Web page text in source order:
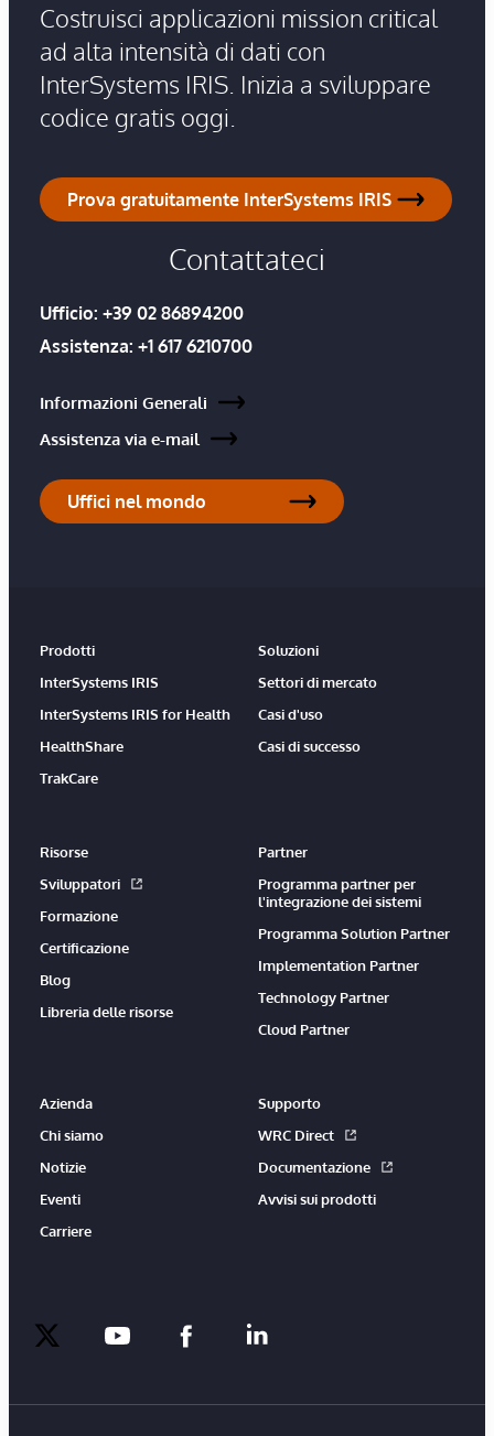
Costruisci applicazioni mission critical
ad alta intensità di dati con
InterSystems IRIS. Inizia a sviluppare
codice gratis oggi.
Prova gratuitamente InterSystems IRIS
Contattateci
Ufficio: +39 02 86894200
Assistenza: +1 617 6210700
Informazioni Generali
Assistenza via e-mail
Uffici nel mondo
Prodotti
InterSystems IRIS
InterSystems IRIS for Health
HealthShare
TrakCare
Soluzioni
Settori di mercato
Casi d'uso
Casi di successo
Risorse
Sviluppatori
Formazione
Certificazione
Blog
Libreria delle risorse
Partner
Programma partner per
l'integrazione dei sistemi
Programma Solution Partner
Implementation Partner
Technology Partner
Cloud Partner
Azienda
Chi siamo
Notizie
Eventi
Carriere
Supporto
WRC Direct
Documentazione
Avvisi sui prodotti
twitter youtubefacebooklinkedin